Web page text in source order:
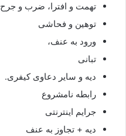
تهمت و افترا، ضرب و جرح
توهین و فحاشی
ورود به عنف،
تبانی
دیه و سایر دعاوی کیفری.
رابطه نامشروع
جرایم اینترنتی
دیه + تجاوز به عنف